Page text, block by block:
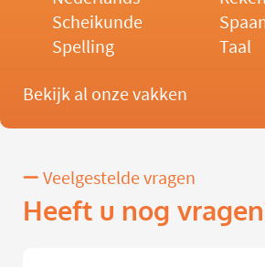
Scheikunde
Spelling
Taal
Bekijk al onze vakken
Veelgestelde vragen
Heeft u nog